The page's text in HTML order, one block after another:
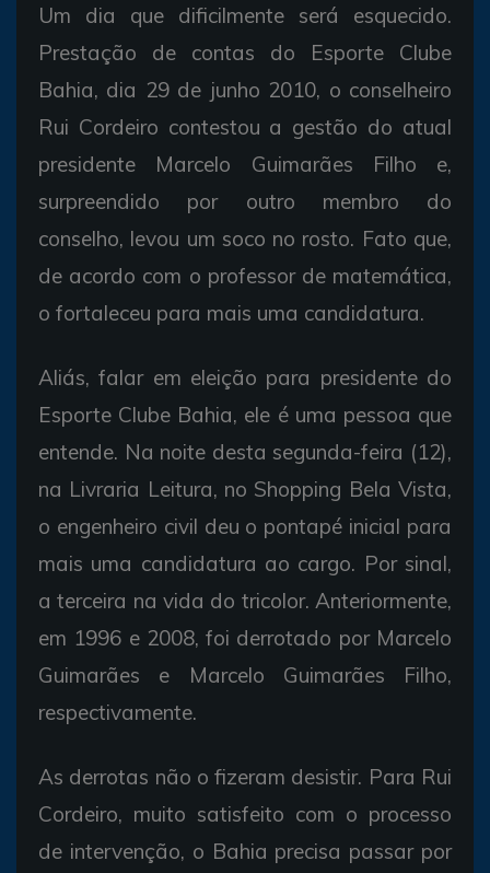
Um dia que dificilmente será esquecido.
Prestação de contas do Esporte Clube
Bahia, dia 29 de junho 2010, o conselheiro
Rui Cordeiro contestou a gestão do atual
presidente Marcelo Guimarães Filho e,
surpreendido por outro membro do
conselho, levou um soco no rosto. Fato que,
de acordo com o professor de matemática,
o fortaleceu para mais uma candidatura.
Aliás, falar em eleição para presidente do
Esporte Clube Bahia, ele é uma pessoa que
entende. Na noite desta segunda-feira (12),
na Livraria Leitura, no Shopping Bela Vista,
o engenheiro civil deu o pontapé inicial para
mais uma candidatura ao cargo. Por sinal,
a terceira na vida do tricolor. Anteriormente,
em 1996 e 2008, foi derrotado por Marcelo
Guimarães e Marcelo Guimarães Filho,
respectivamente.
As derrotas não o fizeram desistir. Para Rui
Cordeiro, muito satisfeito com o processo
de intervenção, o Bahia precisa passar por